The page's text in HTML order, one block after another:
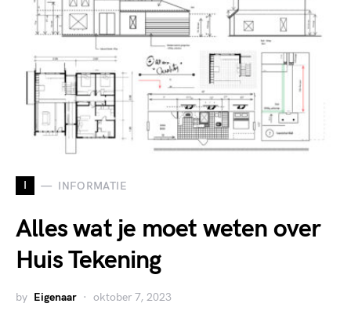
I INFORMATIE
Alles wat je moet weten over
Huis Tekening
by Eigenaar oktober 7, 2023